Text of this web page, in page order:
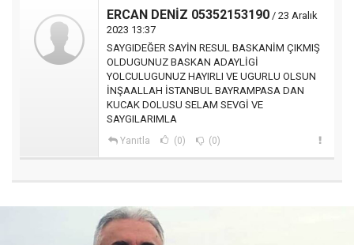
ERCAN DENİZ 05352153190 / 23 Aralık
2023 13:37
SAYGIDEĞER SAYİN RESUL BASKANİM ÇIKMIŞ
OLDUGUNUZ BASKAN ADAYLİGİ
YOLCULUGUNUZ HAYIRLI VE UGURLU OLSUN
İNŞAALLAH İSTANBUL BAYRAMPASA DAN
KUCAK DOLUSU SELAM SEVGİ VE
SAYGILARIMLA
Yanıtla (0) (0)